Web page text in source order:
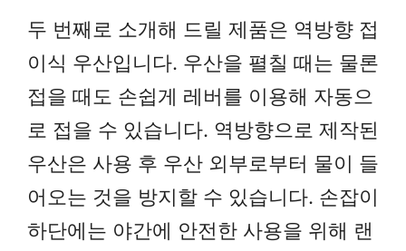
두 번째로 소개해 드릴 제품은 역방향 접
이식 우산입니다. 우산을 펼칠 때는 물론
접을 때도 손쉽게 레버를 이용해 자동으
로 접을 수 있습니다. 역방향으로 제작된
우산은 사용 후 우산 외부로부터 물이 들
어오는 것을 방지할 수 있습니다. 손잡이
하단에는 야간에 안전한 사용을 위해 랜